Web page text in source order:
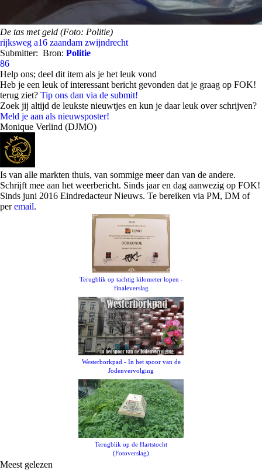
De tas met geld (Foto: Politie)
rijksweg a16 zaandam zwijndrecht
Submitter: Bron: Politie
86
Help ons; deel dit item als je het leuk vond
Heb je een leuk of interessant bericht gevonden dat je graag op FOK!
terug ziet? Tip ons dan via de submit!
Zoek jij altijd de leukste nieuwtjes en kun je daar leuk over schrijven?
Meld je aan als nieuwsposter!
Monique Verlind (DJMO)
Is van alle markten thuis, van sommige meer dan van de andere.
Schrijft mee aan het weerbericht. Sinds jaar en dag aanwezig op FOK!
Sinds juni 2016 Eindredacteur Nieuws. Te bereiken via PM, DM of
peremail.
Terugblik op tachtig kilometer lopen -
finaleverslag
Westerborkpad - In het spoor van de
Jodenvervolging
Terugblik op de Hartstocht
(Fotoverslag)
Meest gelezen